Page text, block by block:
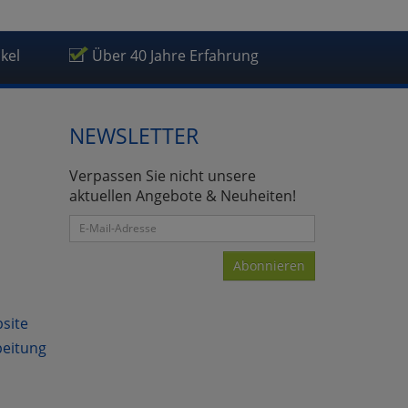
Über 40 Jahre Erfahrung
NEWSLETTER
Verpassen Sie nicht unsere
aktuellen Angebote & Neuheiten!
Abonnieren